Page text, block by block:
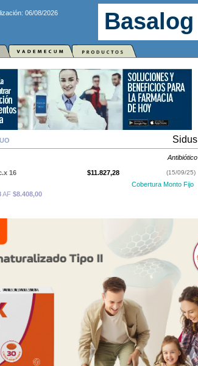
06/08/2026
Sidus
Antibiótico
16 $11.827,28 (15/09/25)
Cobertura Monto Fijo
AF $8.408,00
Antibiótico
y cuenta con 1 presentación disponible.
Otros productos con
amoxicilina
Otros productos de Sidus